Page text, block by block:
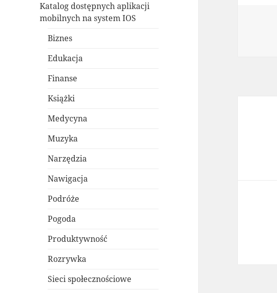
Katalog dostępnych aplikacji
mobilnych na system IOS
Biznes
Edukacja
Finanse
Książki
Medycyna
Muzyka
Narzędzia
Nawigacja
Podróże
Pogoda
Produktywność
Rozrywka
Sieci społecznościowe